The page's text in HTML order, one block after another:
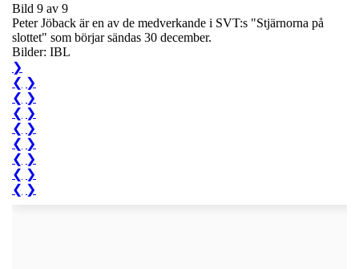
Bild 9 av 9
Peter Jöback är en av de medverkande i SVT:s "Stjärnorna på
slottet" som börjar sändas 30 december.
Bilder: IBL
❯
❮ ❯
❮ ❯
❮ ❯
❮ ❯
❮ ❯
❮ ❯
❮ ❯
❮ ❯